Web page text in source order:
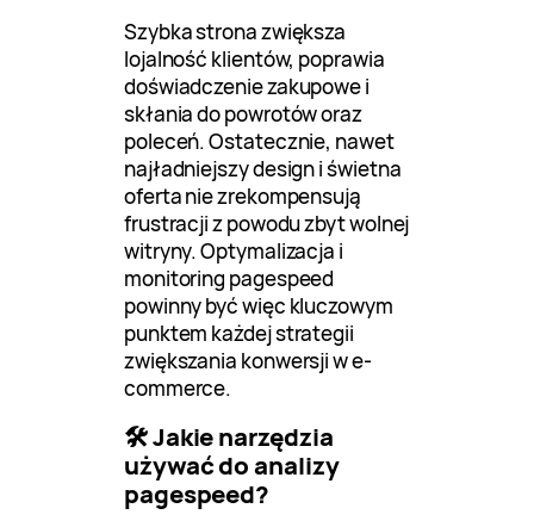
Szybka strona zwiększa
lojalność klientów, poprawia
doświadczenie zakupowe i
skłania do powrotów oraz
poleceń. Ostatecznie, nawet
najładniejszy design i świetna
oferta nie zrekompensują
frustracji z powodu zbyt wolnej
witryny. Optymalizacja i
monitoring pagespeed
powinny być więc kluczowym
punktem każdej strategii
zwiększania konwersji w e-
commerce.
🛠️ Jakie narzędzia
używać do analizy
pagespeed?